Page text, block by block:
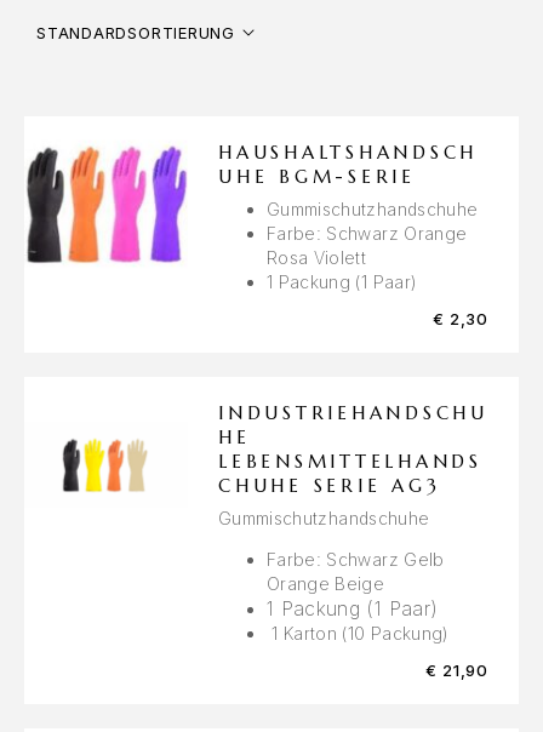
STANDARDSORTIERUNG
HAUSHALTSHANDSCH
UHE BGM-SERIE
Gummischutzhandschuhe
Farbe: Schwarz Orange
Rosa Violett
1 Packung (1 Paar)
€ 2,30
INDUSTRIEHANDSCHU
HE
LEBENSMITTELHANDS
CHUHE SERIE AG3
Gummischutzhandschuhe
Farbe: Schwarz Gelb
Orange Beige
1 Packung (1 Paar)
1 Karton (10 Packung)
€ 21,90